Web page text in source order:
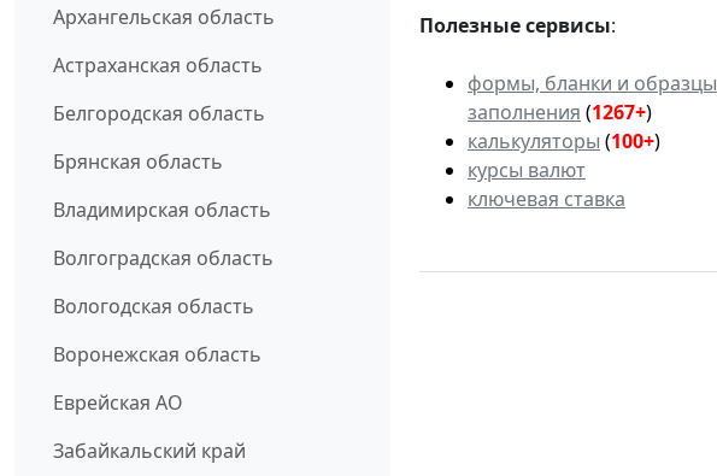
Архангельская область
Астраханская область
Белгородская область
Брянская область
Владимирская область
Волгоградская область
Вологодская область
Воронежская область
Еврейская АО
Забайкальский край
Полезные сервисы:
формы, бланки и образцы
заполнения (1267+)
калькуляторы (100+)
курсы валют
ключевая ставка